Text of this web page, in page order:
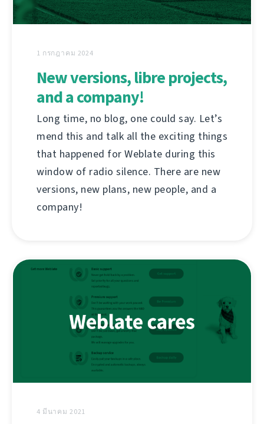
1 กรกฎาคม 2024
New versions, libre projects,
and a company!
Long time, no blog, one could say. Let’s
mend this and talk all the exciting things
that happened for Weblate during this
window of radio silence. There are new
versions, new plans, new people, and a
company!
4 มีนาคม 2021